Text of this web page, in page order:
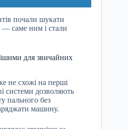
почали шукати
— саме ним і стали
для звичайних
не схожі на перші
системи дозволяють
пального без
машину.